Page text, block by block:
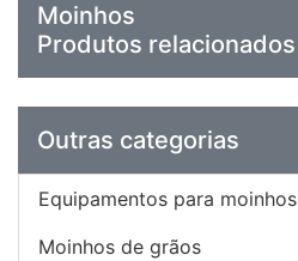
Moinhos
Produtos relacionados
Outras categorias
Equipamentos para moinhos
Moinhos de grãos